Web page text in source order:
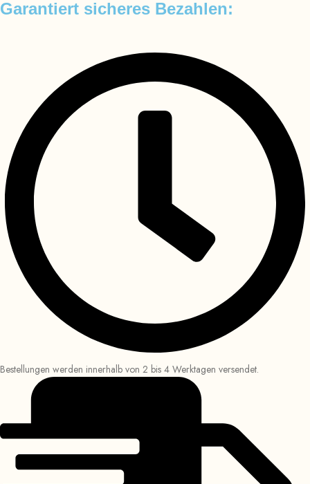
Garantiert sicheres Bezahlen:
Bestellungen werden innerhalb von 2 bis 4 Werktagen versendet.